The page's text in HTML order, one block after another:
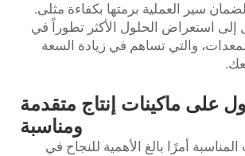
سير العملية برمتها بكفاءة مثلى.
إلى استعراض الحلول الأكثر تطوراً في
والتي تساهم في زيادة السعة
على ماكينات إنتاج متقدمة
ومناسبة
أمرًا بالغ الأهمية للنجاح في